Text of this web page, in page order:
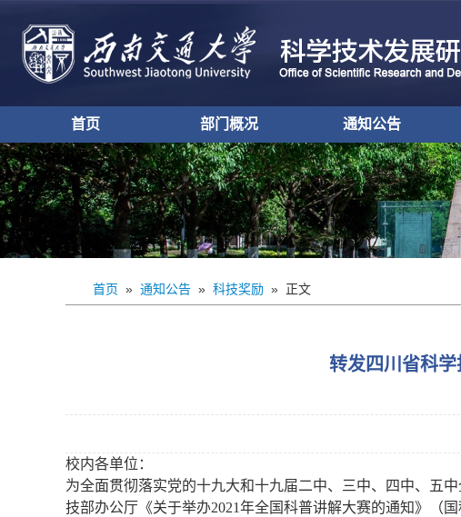
首页 部门概况
部门介绍
现任领导
办公室设置
通知公告
自然基金
重点研发
其他纵向
基地平台
科技合作
科技奖励
学术活动
综合事项
首页 » 通知公告 » 科技奖励 » 正文
转发四川省科学
校内各单位：
为全面贯彻落实党的十九大和十九届二中、三中、四中、五
技部办公厅《关于举办2021年全国科普讲解大赛的通知》（